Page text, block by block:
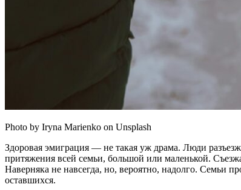
Photo by Iryna Marienko on Unsplash
Здоровая эмиграция — не такая уж драма. Люди
притяжения всей семьи, большой или маленькой.
Наверняка не навсегда, но, вероятно, надолго. Семьи
оставшихся.